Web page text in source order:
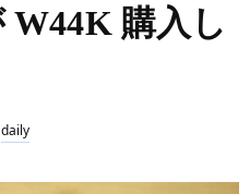
購入し
daily